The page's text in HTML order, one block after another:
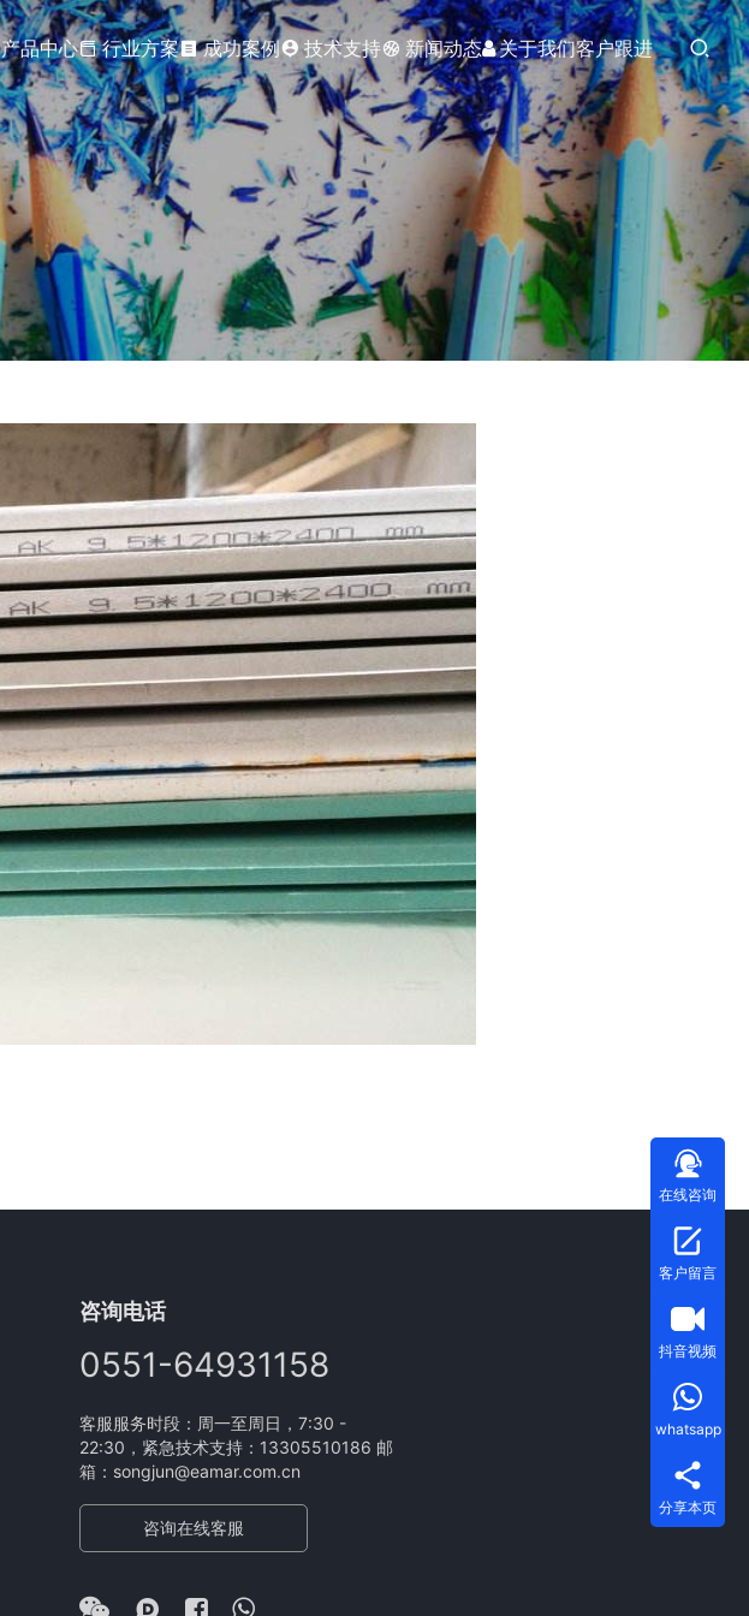
产品中心 行业方案 成功案例 技术支持 新闻动态 关于我们客户跟进
咨询电话
0551-64931158
客服服务时段：周一至周日，7:30 -
22:30，紧急技术支持：13305510186 邮
箱：songjun@eamar.com.cn
咨询在线客服
在线咨询
客户留言
抖音视频
whatsapp
分享本页